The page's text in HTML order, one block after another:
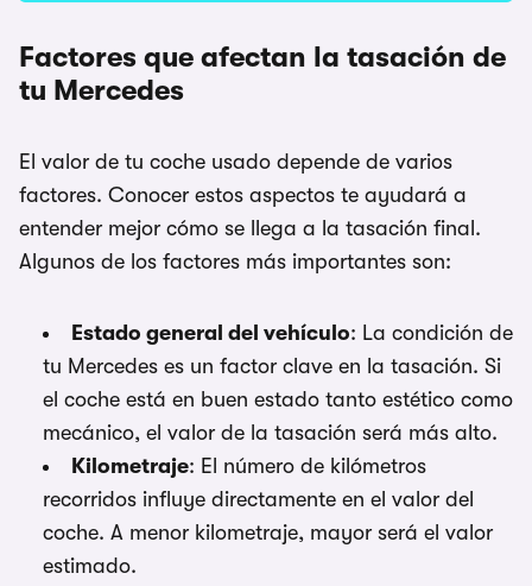
Factores que afectan la tasación de
tu Mercedes
El valor de tu coche usado depende de varios
factores. Conocer estos aspectos te ayudará a
entender mejor cómo se llega a la tasación final.
Algunos de los factores más importantes son:
Estado general del vehículo: La condición de
tu Mercedes es un factor clave en la tasación. Si
el coche está en buen estado tanto estético como
mecánico, el valor de la tasación será más alto.
Kilometraje: El número de kilómetros
recorridos influye directamente en el valor del
coche. A menor kilometraje, mayor será el valor
estimado.